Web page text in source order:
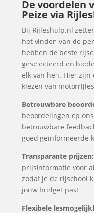
De voordelen
Peize via
Bij Rijleshulp.nl
het vinden van de
hebben de beste
geselecteerd en
elk van hen. Hier zijn
kiezen van
Betrouwbare
beoordelingen op
betrouwbare
goed geïnformeerde
Transparante prijzen:
prijsinformatie voor
zodat je de rijschool
jouw budget past.
Flexibele